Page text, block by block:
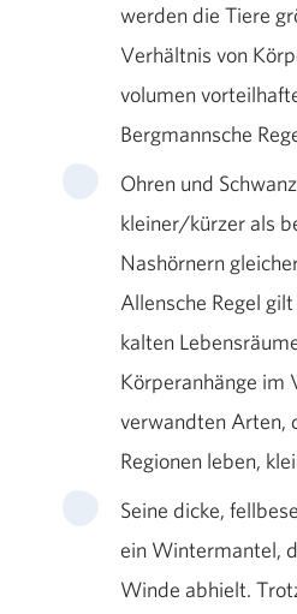
werden die Tiere
Verhältnis von
volumen
Bergmannsche
Ohren und
kleiner/kürzer als
Nashörnern
Allensche Regel
kalten
Körperanhänge im
verwandten Arten,
Regionen leben,
Seine dicke,
ein Wintermantel,
Winde abhielt.